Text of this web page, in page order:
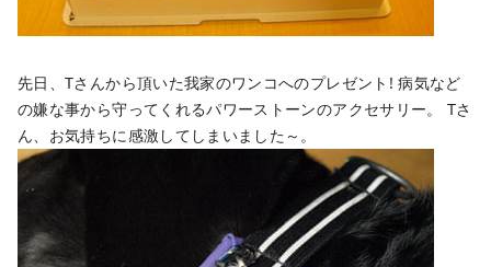
先日、Tさんから頂いた我家のワンコへのプレゼント! 病気など
の嫌な事から守ってくれるパワーストーンのアクセサリー。
Tさ
ん、お気持ちに感激してしまいました～。